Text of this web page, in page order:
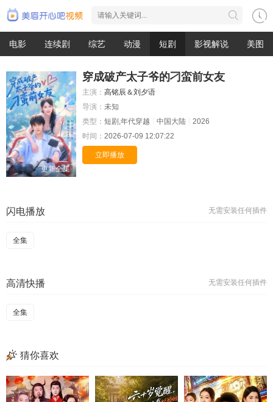
电影 连续剧 综艺 动漫 短剧 影视解说 美图
更新全集
穿成破产太子爷的刁蛮前女友
主演： 高铭辰＆刘夕语
导演： 未知
类型： 短剧,年代穿越 中国大陆
2026
时间： 2026-07-09 12:07:22
立即播放
无需安装任何插件
闪电播放
全集
无需安装任何插件
高清快播
全集
猜你喜欢